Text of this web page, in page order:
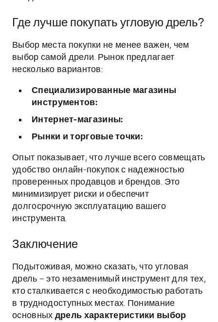
Где лучше покупать угловую дрель?
Выбор места покупки не менее важен, чем
выбор самой дрели. Рынок предлагает
несколько вариантов:
Специализированные магазины
инструментов:
Интернет-магазины:
Рынки и торговые точки:
Опыт показывает, что лучше всего совмещать
удобство онлайн-покупок с надежностью
проверенных продавцов и брендов. Это
минимизирует риски и обеспечит
долгосрочную эксплуатацию вашего
инструмента.
Заключение
Подытоживая, можно сказать, что угловая
дрель – это незаменимый инструмент для тех,
кто сталкивается с необходимостью работать
в труднодоступных местах. Понимание
основных дрель характеристики выбор